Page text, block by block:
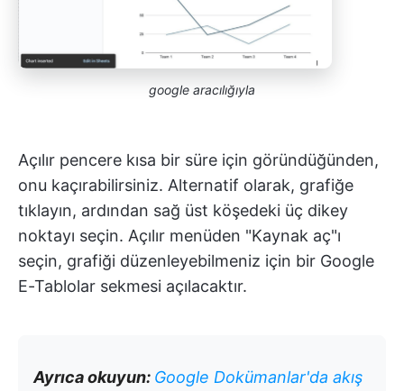
google aracılığıyla
Açılır pencere kısa bir süre için göründüğünden,
onu kaçırabilirsiniz. Alternatif olarak, grafiğe
tıklayın, ardından sağ üst köşedeki üç dikey
noktayı seçin. Açılır menüden "Kaynak aç"ı
seçin, grafiği düzenleyebilmeniz için bir Google
E-Tablolar sekmesi açılacaktır.
Ayrıca okuyun: Google Dokümanlar'da akış